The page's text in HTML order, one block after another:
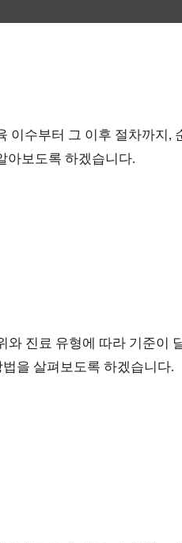
이수부터 그 이후 절차까지,
아보도록 하겠습니다.
진료 유형에 따라 기준이
을 살펴보도록 하겠습니다.